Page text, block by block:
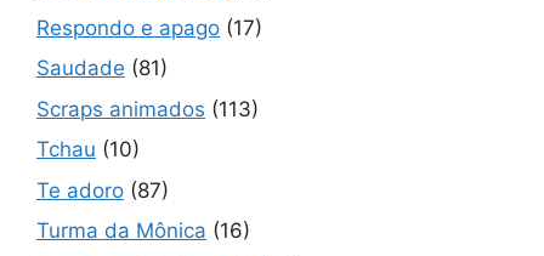
Respondo e apago (17)
Saudade (81)
Scraps animados (113)
Tchau (10)
Te adoro (87)
Turma da Mônica (16)